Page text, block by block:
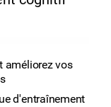
améliorez vos
d'entraînement